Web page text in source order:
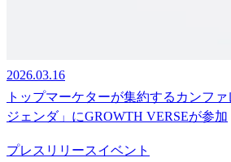
2026.03.16
トップマーケターが集約するカンフ
ジェンダ」にGROWTH VERSEが参加
プレスリリースイベント